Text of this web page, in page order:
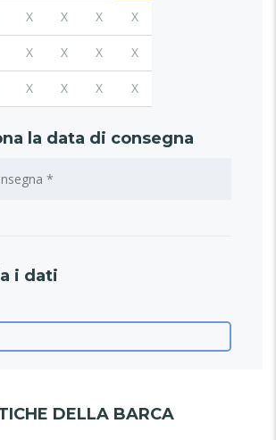
X X X X
X X X X
X X X X
la data di consegna
i dati
DELLA BARCA